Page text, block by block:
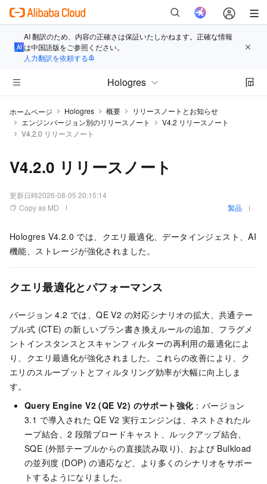
AI 翻訳のため、内容の正確さは保証いたしかねます。正確な情報
は中国語版をご参照ください。
人力翻訳を依頼する
Hologres
ホームページ Hologres 概要
リリースノートとお知らせ
エンジンバージョン別のリリースノート
V4.2 リリースノート
V4.2.0 リリースノート
V4.2.0 リリースノート
更新日時2026-08-05 20:15:14
Copy as MD
製品
Hologres V4.2.0 では、クエリ最適化、データインジェスト、AI
機能、ストレージが強化されました。
クエリ最適化とパフォーマンス
バージョン 4.2 では、QE V2 の対応シナリオの拡大、共通テー
ブル式 (CTE) の新しいプラン書き換えルールの追加、フラグメ
ントインスタンスとスキャンフィルターの再利用の最適化によ
り、クエリ最適化が強化されました。これらの改善により、ク
エリのスループットとフィルタリング効率が大幅に向上しま
す。
Query Engine V2 (QE V2) のサポート強化：バージョン
3.1 で導入された QE V2 実行エンジンは、ネストされたル
ープ結合、2 段階ブロードキャスト、ルックアップ結合、
SQE (外部テーブルからの直接読み取り)、および Bulkload
の並列度 (DOP) の適応など、より多くのシナリオをサポー
トするようになりました。